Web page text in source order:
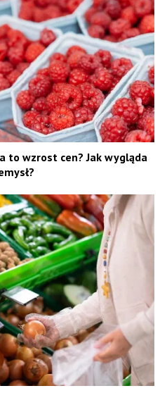
to wzrost cen? Jak wygląda